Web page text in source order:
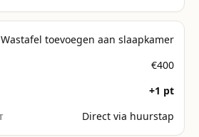
Wastafel toevoegen aan slaapkamer
€400
+1 pt
Direct via huurstap